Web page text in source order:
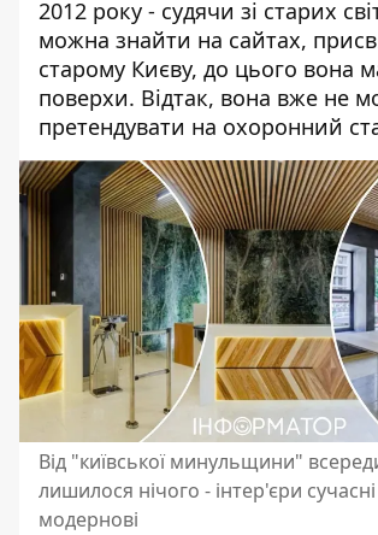
2012 року - судячи зі старих
можна знайти на сайтах,
старому Києву, до цього вона
поверхи. Відтак, вона вже не
претендувати на охоронний
Від "київської минульщини"
лишилося нічого - інтер'єри
модернові